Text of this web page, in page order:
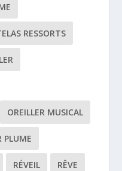
RESSORTS
OREILLER MUSICAL
PLUME
RÉVEIL RÊVE